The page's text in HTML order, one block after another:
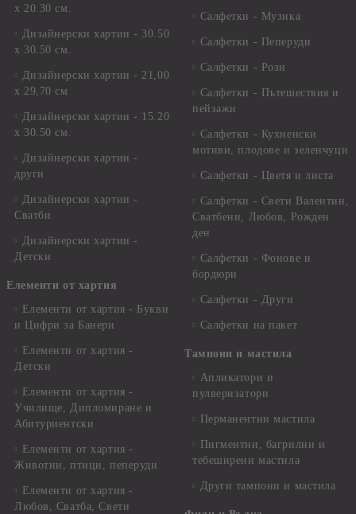
х 20.30 см.
Дизайнерски хартии - 30.50
х 30.50 см.
Дизайнерски хартии - 21,00
х 29,70 см
Дизайнерски хартии - 15.20
x 30.50 см.
Дизайнерски хартии -
други
Дизайнерски хартии -
Сватби
Дизайнерски хартии -
Детски
Елементи от хартия
Елементи от хартия - Букви
и Цифри за Банери
Елементи от хартия -
Детски
Елементи от хартия -
Училище, Дипломиране и
Абитуриентски
Елементи от хартия -
Животни, птици, пеперуди
Елементи от хартия -
Любов, Сватба, Свети
Салфетки - Музика
Салфетки - Пеперуди
Салфетки - Рози
Салфетки - Пътешествия и
пейзажи
Салфетки - Кухненски
мотиви, плодове и зеленчуци
Салфетки - Цветя и листа
Салфетки - Свети Валентин,
Сватбени, Любов, Рожден
ден
Салфетки - Фонове и
бордюри
Салфетки - Други
Салфетки на пакет
Тампони и мастила
Апликатори и
пулверизатори
Перманентни мастила
Пигментни, багрилни и
тебеширени мастила
Други тампони и мастила